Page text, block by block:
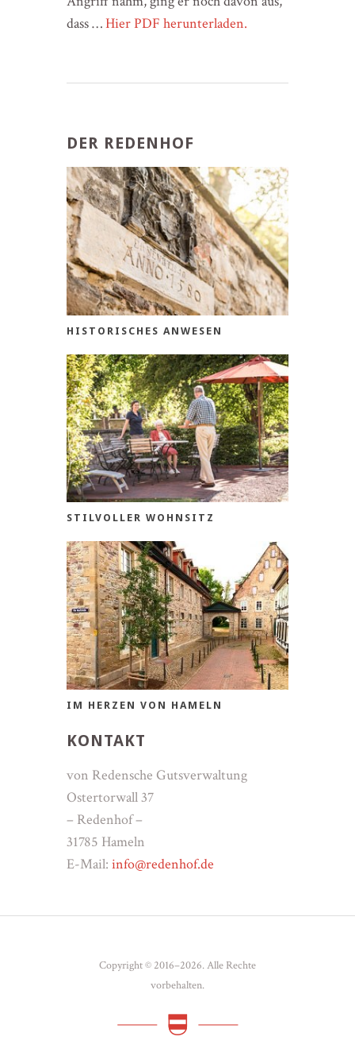
dass …Hier PDF herunterladen.
DER REDENHOF
HISTORISCHES ANWESEN
STILVOLLER WOHNSITZ
IM HERZEN VON HAMELN
KONTAKT
von Redensche Gutsverwaltung
Ostertorwall 37
– Redenhof –
31785 Hameln
E-Mail: info@redenhof.de
Copyright © 2016–2026. Alle Rechte
vorbehalten.